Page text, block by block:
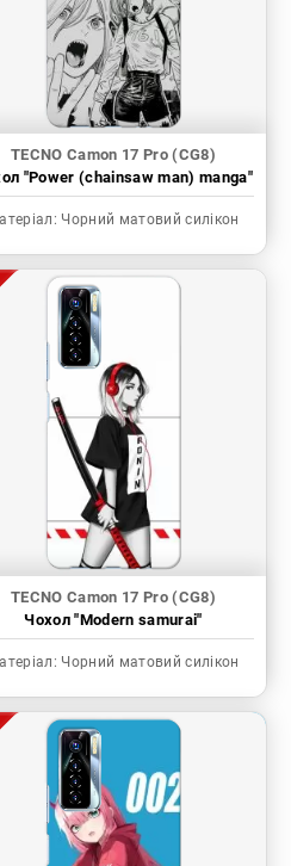
TECNO Camon 17 Pro (CG8)
"Power (chainsaw man) manga"
Чорний матовий силікон
TECNO Camon 17 Pro (CG8)
Чохол "Modern samurai"
Чорний матовий силікон